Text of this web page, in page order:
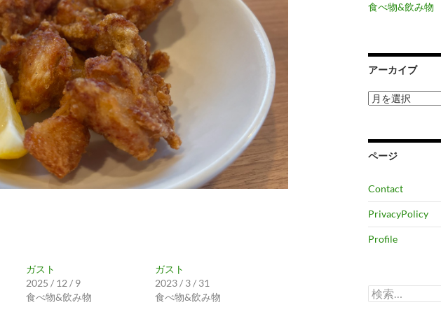
ガスト
2025 / 12 / 9
食べ物&飲み物
ガスト
2023 / 3 / 31
食べ物&飲み物
食べ物&飲み物
アーカイブ
ア
ー
ブ
ページ
Contact
PrivacyPolicy
Profile
検
索: